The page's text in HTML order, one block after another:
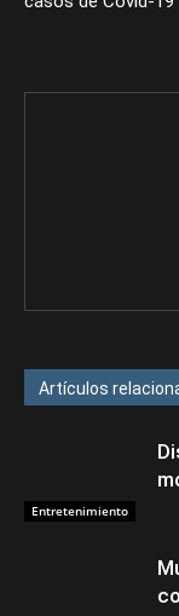
Artículos
Entretenimiento